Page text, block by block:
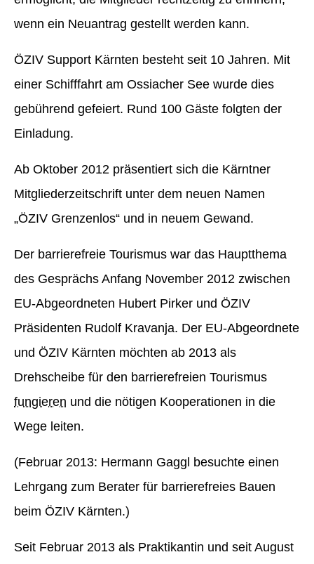
wenn ein Neuantrag gestellt werden kann.
ÖZIV Support Kärnten besteht seit 10 Jahren. Mit
einer Schifffahrt am Ossiacher See wurde dies
gebührend gefeiert. Rund 100 Gäste folgten der
Einladung.
Ab Oktober 2012 präsentiert sich die Kärntner
Mitgliederzeitschrift unter dem neuen Namen
„ÖZIV Grenzenlos“ und in neuem Gewand.
Der barrierefreie Tourismus war das Hauptthema
des Gesprächs Anfang November 2012 zwischen
EU-Abgeordneten Hubert Pirker und ÖZIV
Präsidenten Rudolf Kravanja. Der EU-Abgeordnete
und ÖZIV Kärnten möchten ab 2013 als
Drehscheibe für den barrierefreien Tourismus
fungieren und die nötigen Kooperationen in die
Wege leiten.
(Februar 2013: Hermann Gaggl besuchte einen
Lehrgang zum Berater für barrierefreies Bauen
beim ÖZIV Kärnten.)
Seit Februar 2013 als Praktikantin und seit August